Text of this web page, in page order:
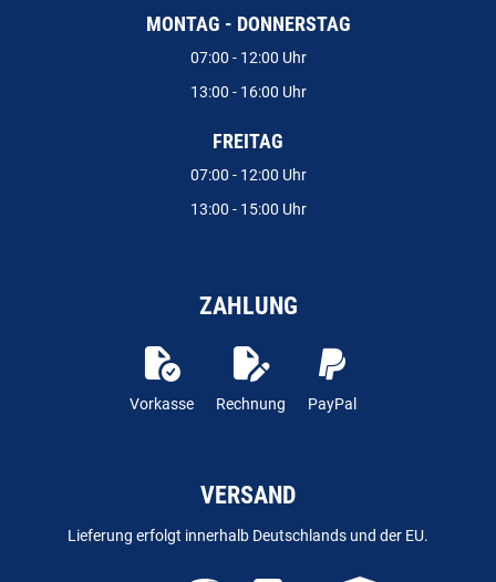
MONTAG - DONNERSTAG
07:00 - 12:00 Uhr
13:00 - 16:00 Uhr
FREITAG
07:00 - 12:00 Uhr
13:00 - 15:00 Uhr
ZAHLUNG
Vorkasse Rechnung PayPal
VERSAND
Lieferung erfolgt innerhalb Deutschlands und der EU.